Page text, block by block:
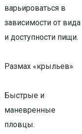
варьироваться в
зависимости от вида
и доступности пищи.
Размах «крыльев»
Быстрые и
маневренные
пловцы.